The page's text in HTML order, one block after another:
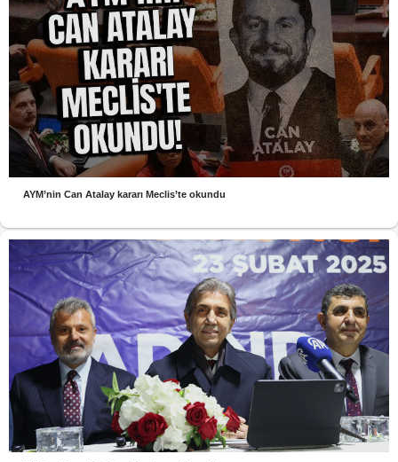
AYM’nin Can Atalay kararı Meclis’te okundu